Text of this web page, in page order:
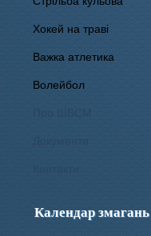
Хокей на траві
Важка атлетика
Волейбол
Про ШВСМ
Документи
Календар змагань